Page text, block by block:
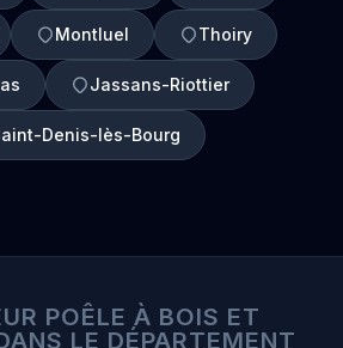
Montluel Thoiry
Jassans-Riottier
Denis-lès-Bourg
POÊLE À BOIS ET
LE DÉPARTEMENT